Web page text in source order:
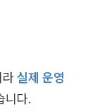
라 실제 운영
니다.